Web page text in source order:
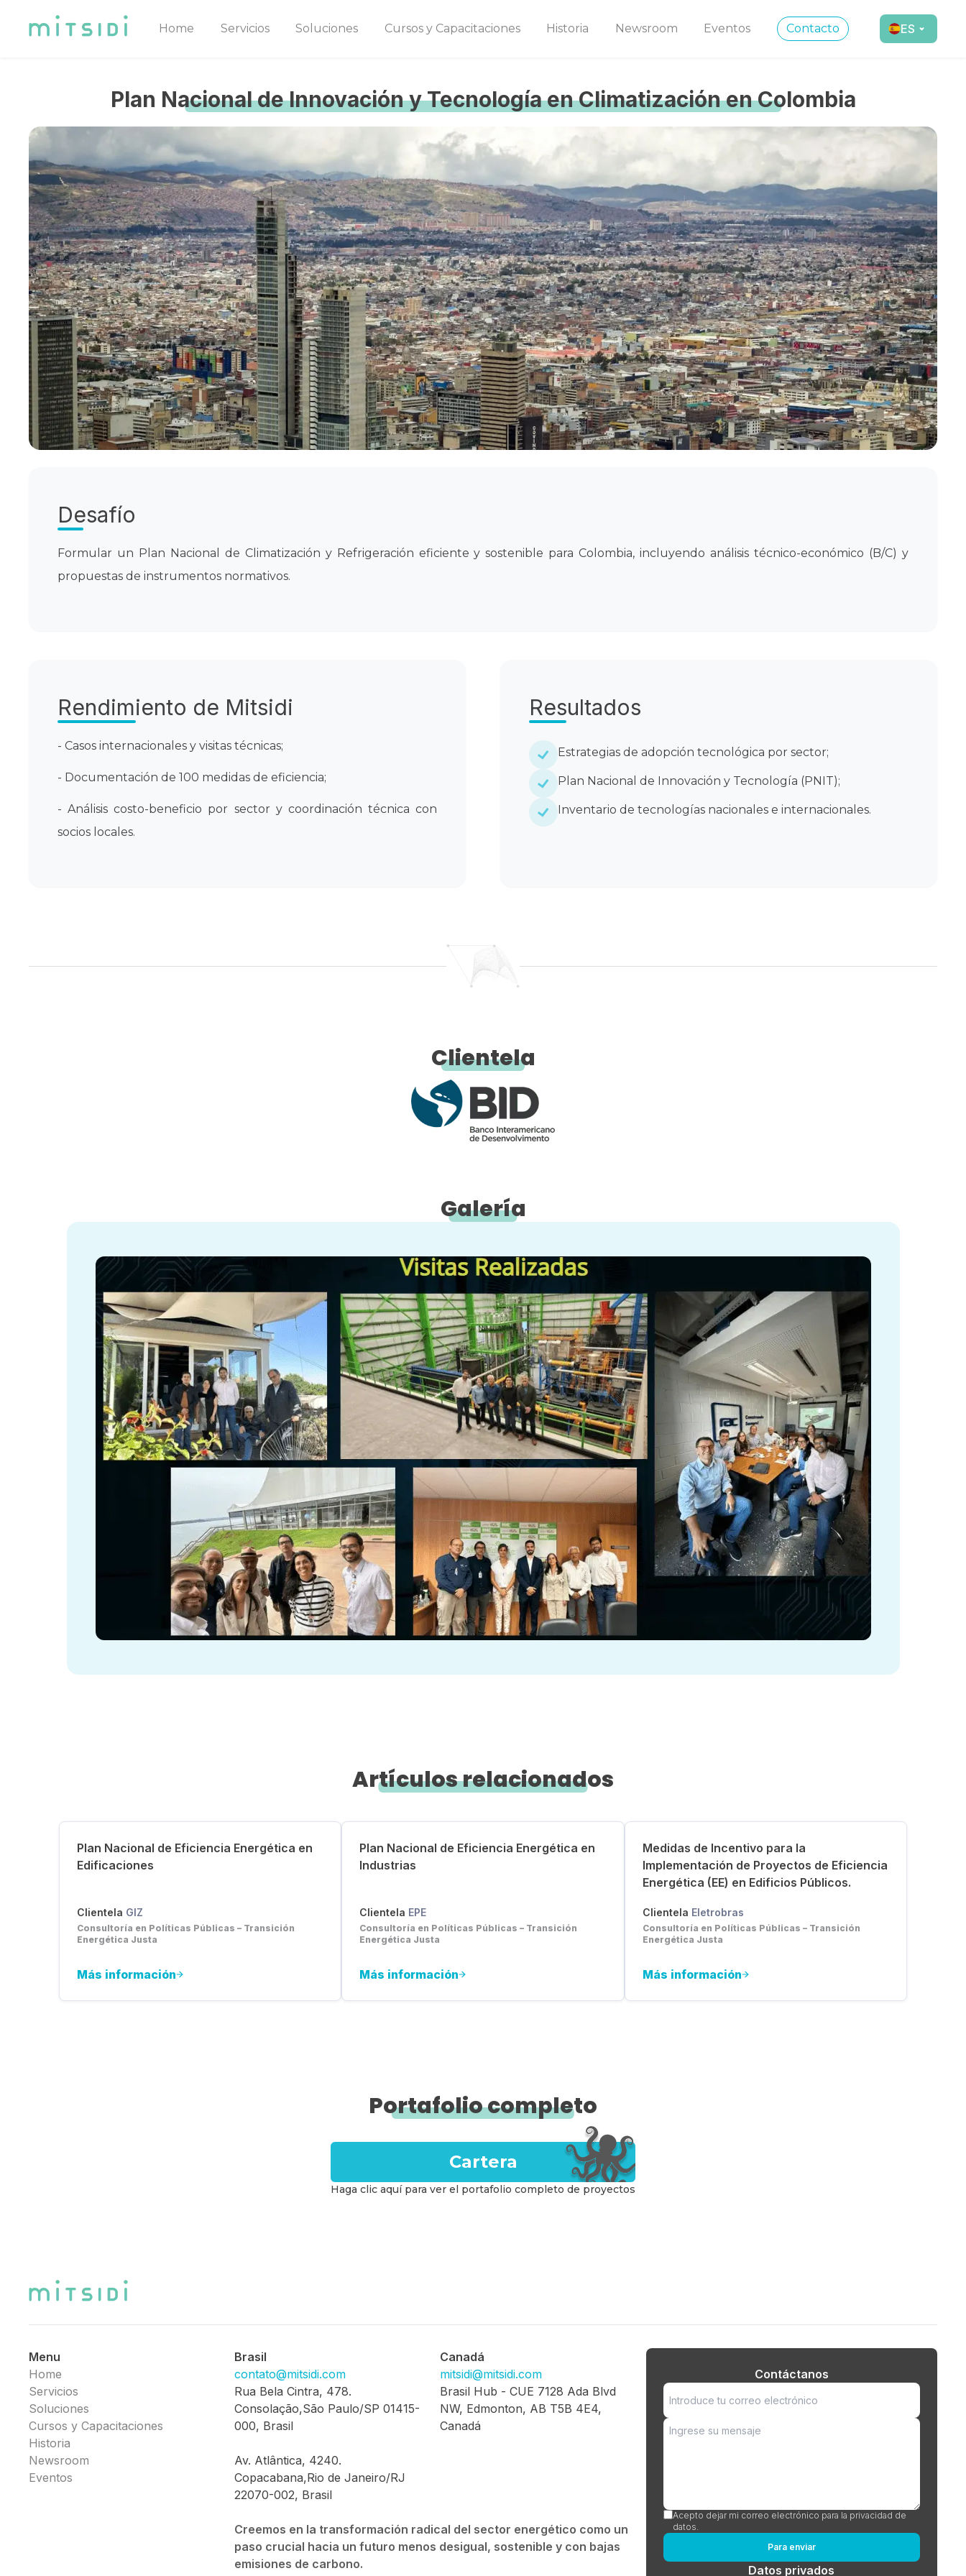
Home Servicios Soluciones Cursos y Capacitaciones Historia Newsroom Eventos Contacto ES
Plan Nacional de Innovación y Tecnología en Climatización en Colombia
Desafío
Formular un Plan Nacional de Climatización y Refrigeración eficiente y sostenible para Colombia, incluyendo análisis técnico-económico (B/C) y
propuestas de instrumentos normativos.
Rendimiento de Mitsidi
- Casos internacionales y visitas técnicas;
- Documentación de 100 medidas de eficiencia;
- Análisis costo-beneficio por sector y coordinación técnica con
socios locales.
Resultados
Estrategias de adopción tecnológica por sector;
Plan Nacional de Innovación y Tecnología (PNIT);
Inventario de tecnologías nacionales e internacionales.
Clientela
Galería
Artículos relacionados
Plan Nacional de Eficiencia Energética en
Edificaciones
Clientela GIZ
Consultoría en Políticas Públicas – Transición
Energética Justa
Más información
Plan Nacional de Eficiencia Energética en
Industrias
Clientela EPE
Consultoría en Políticas Públicas – Transición
Energética Justa
Más información
Medidas de Incentivo para la
Implementación de Proyectos de Eficiencia
Energética (EE) en Edificios Públicos.
Clientela Eletrobras
Consultoría en Políticas Públicas – Transición
Energética Justa
Más información
Portafolio completo
Cartera
Haga clic aquí para ver el portafolio completo de proyectos
Menu
Home
Servicios
Soluciones
Cursos y Capacitaciones
Historia
Newsroom
Eventos
Brasil
contato@mitsidi.com
Rua Bela Cintra, 478.
Consolação,São Paulo/SP 01415-
000, Brasil
Av. Atlântica, 4240.
Copacabana,Rio de Janeiro/RJ
22070-002, Brasil
Canadá
mitsidi@mitsidi.com
Brasil Hub - CUE 7128 Ada Blvd
NW, Edmonton, AB T5B 4E4,
Canadá
Contáctanos
Acepto dejar mi correo electrónico para la privacidad de
datos.
Para enviar
Datos privados
Creemos en la transformación radical del sector energético como un
paso crucial hacia un futuro menos desigual, sostenible y con bajas
emisiones de carbono.